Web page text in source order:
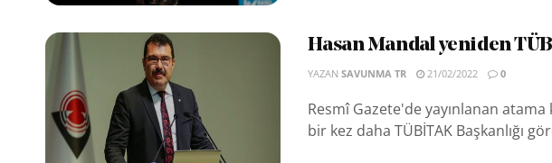
Hasan Mandal yeniden
YAZAN SAVUNMA TR 21/02/2022 0
Resmî Gazete'de yayınlanan
bir kez daha TÜBİTAK Başkanlığı